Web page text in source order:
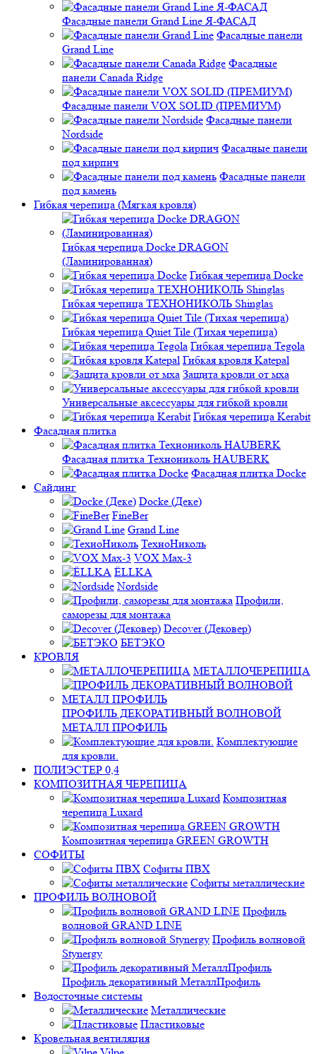
Фасадные панели Grand Line Я-ФАСАД
Фасадные панели
Grand Line
Фасадные
панели Canada Ridge
Фасадные панели VOX SOLID (ПРЕМИУМ)
Фасадные панели
Nordside
Фасадные панели
под кирпич
Фасадные панели
под камень
Гибкая черепица (Мягкая кровля)
Гибкая черепица Docke DRAGON
(Ламинированная)
Гибкая черепица Docke
Гибкая черепица ТЕХНОНИКОЛЬ Shinglas
Гибкая черепица Quiet Tile (Тихая черепица)
Гибкая черепица Tegola
Гибкая кровля Katepal
Защита кровли от мха
Универсальные аксессуары для гибкой кровли
Гибкая черепица Kerabit
Фасадная плитка
Фасадная плитка Технониколь HAUBERK
Фасадная плитка Docke
Сайдинг
Docke (Деке)
FineBer
Grand Line
ТехноНиколь
VOX Max-3
ЁLLKA
Nordside
Профили,
саморезы для монтажа
Decover (Дековер)
БЕТЭКО
КРОВЛЯ
МЕТАЛЛОЧЕРЕПИЦА
ПРОФИЛЬ ДЕКОРАТИВНЫЙ ВОЛНОВОЙ
МЕТАЛЛ ПРОФИЛЬ
Комплектующие
для кровли.
ПОЛИЭСТЕР 0,4
КОМПОЗИТНАЯ ЧЕРЕПИЦА
Композитная
черепица Luxard
Композитная черепица GREEN GROWTH
СОФИТЫ
Софиты ПВХ
Софиты металлические
ПРОФИЛЬ ВОЛНОВОЙ
Профиль
волновой GRAND LINE
Профиль волновой
Stynergy
Профиль декоративный МеталлПрофиль
Водосточные системы
Металлические
Пластиковые
Кровельная вентиляция